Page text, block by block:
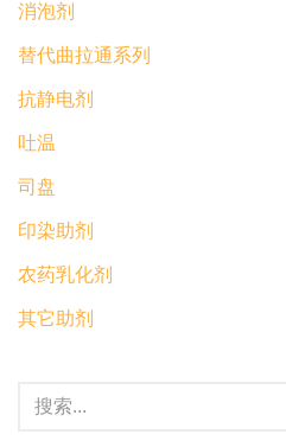
消泡剂
替代曲拉通系列
抗静电剂
吐温
司盘
印染助剂
农药乳化剂
其它助剂